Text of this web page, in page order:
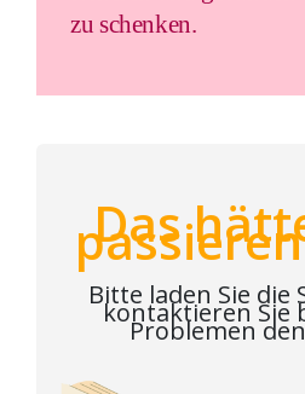
zu schenken.